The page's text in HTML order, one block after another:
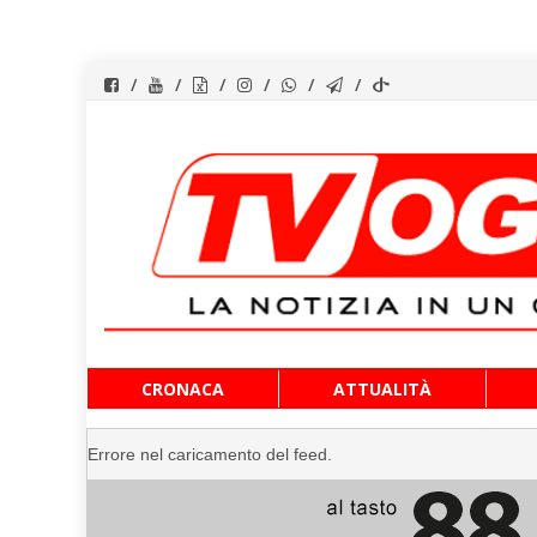
al
contenuto
CRONACA ATTUALITÀ
Errore nel caricamento del feed.